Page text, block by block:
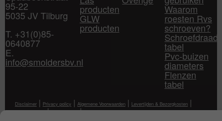
95-22
5035 JV Tilburg
T. +31(0)85-
0640877
E.
info@smoldersbv.nl
producten
GLW
producten
Waarom
roesten Rvs
schroeven?
Schroefdraad
tabel
Pvc-buizen
diameters
Flenzen
tabel
Disclaimer | Privacy policy | Algemene Voorwaarden | Levertijden & Bezorgkosten |
Klantenservice|Mijn Account|Contact